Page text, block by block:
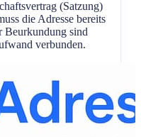
(Satzung)
die Adresse bereits
Beurkundung sind
verbunden.